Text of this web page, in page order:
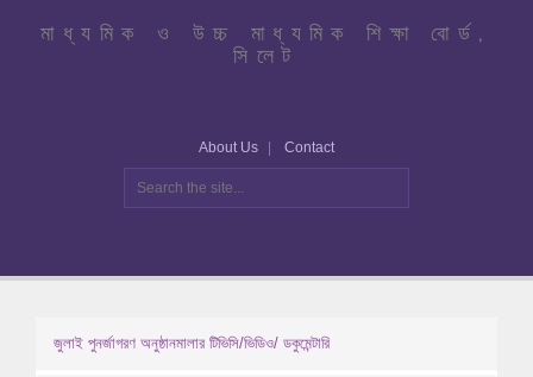
মাধ্যমিক ও উচ্চ মাধ্যমিক শিক্ষা বোর্ড,
সিলেট
About Us Contact
জুলাই পুনর্জাগরণ অনুষ্ঠানমালার টিভিসি/ভিডিও/ ডকুমেন্টারি